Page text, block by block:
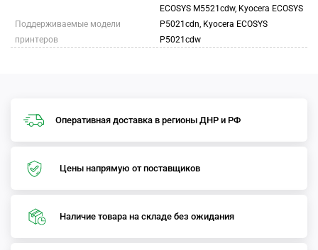
Поддерживаемые модели
принтеров
ECOSYS M5521cdw, Kyocera ECOSYS
P5021cdn, Kyocera ECOSYS
P5021cdw
Оперативная доставка в регионы ДНР и РФ
Цены напрямую от поставщиков
Наличие товара на складе без ожидания